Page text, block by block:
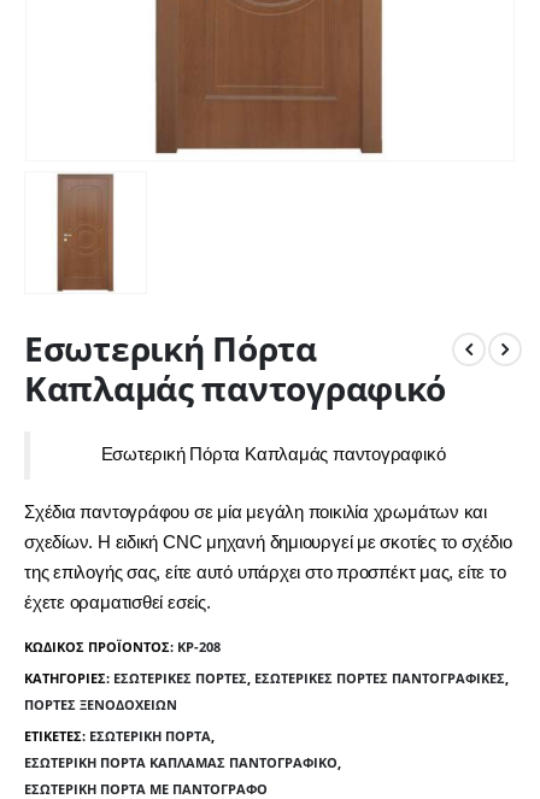
Εσωτερική Πόρτα
Καπλαμάς παντογραφικό
Εσωτερική Πόρτα Καπλαμάς παντογραφικό
Σχέδια παντογράφου σε μία μεγάλη ποικιλία χρωμάτων και
σχεδίων. Η ειδική CNC μηχανή δημιουργεί με σκοτίες το σχέδιο
της επιλογής σας, είτε αυτό υπάρχει στο προσπέκτ μας, είτε το
έχετε οραματισθεί εσείς.
ΚΩΔΙΚΌΣ ΠΡΟΪΌΝΤΟΣ: KP-208
ΚΑΤΗΓΟΡΊΕΣ: ΕΣΩΤΕΡΙΚΈΣ ΠΌΡΤΕΣ ΕΣΩΤΕΡΙΚΈΣ ΠΌΡΤΕΣ ΠΑΝΤΟΓΡΑΦΙΚΈΣ
ΠΌΡΤΕΣ ΞΕΝΟΔΟΧΕΊΩΝ
ΕΤΙΚΈΤΕΣ: ΕΣΩΤΕΡΙΚΉ ΠΌΡΤΑ
ΕΣΩΤΕΡΙΚΉ ΠΌΡΤΑ ΚΑΠΛΑΜΆΣ ΠΑΝΤΟΓΡΑΦΙΚΌ
ΕΣΩΤΕΡΙΚΉ ΠΌΡΤΑ ΜΕ ΠΑΝΤΟΓΡΆΦΟ